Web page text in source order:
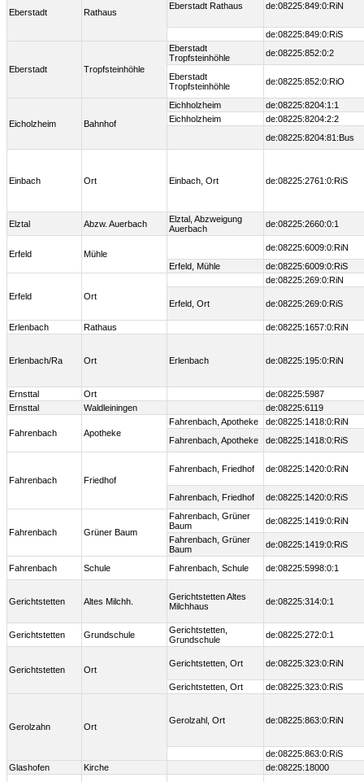
Eberstadt Rathaus
Eberstadt Rathaus de:08225:849:0:RiN
de:08225:849:0:RiS
Eberstadt Tropfsteinhöhle
Eberstadt
Tropfsteinhöhle
de:08225:852:0:2
Eberstadt
Tropfsteinhöhle
de:08225:852:0:RiO
Eicholzheim Bahnhof
Eichholzheim
de:08225:8204:1:1
Eichholzheim
de:08225:8204:2:2
de:08225:8204:81:Bus
Einbach Ort Einbach, Ort de:08225:2761:0:RiS
Elztal Abzw. Auerbach
Elztal, Abzweigung
Auerbach
de:08225:2660:0:1
Erfeld Mühle
de:08225:6009:0:RiN
Erfeld, Mühle
de:08225:6009:0:RiS
Erfeld Ort
de:08225:269:0:RiN
Erfeld, Ort de:08225:269:0:RiS
Erlenbach Rathaus de:08225:1657:0:RiN
Erlenbach/Ra Ort Erlenbach de:08225:195:0:RiN
Ernsttal Ort
de:08225:5987
Ernsttal
Waldleiningen de:08225:6119
Fahrenbach Apotheke
Fahrenbach, Apotheke
de:08225:1418:0:RiN
Fahrenbach, Apotheke
de:08225:1418:0:RiS
Fahrenbach Friedhof
Fahrenbach, Friedhof de:08225:1420:0:RiN
Fahrenbach, Friedhof de:08225:1420:0:RiS
Fahrenbach Grüner Baum
Fahrenbach, Grüner
Baum
de:08225:1419:0:RiN
Fahrenbach, Grüner
Baum
de:08225:1419:0:RiS
Fahrenbach Schule Fahrenbach, Schule de:08225:5998:0:1
Gerichtstetten Altes Milchh.
Gerichtstetten Altes
Milchhaus
de:08225:314:0:1
Gerichtstetten Grundschule
Gerichtstetten,
Grundschule
de:08225:272:0:1
Gerichtstetten Ort
Gerichtstetten, Ort de:08225:323:0:RiN
Gerichtstetten, Ort de:08225:323:0:RiS
Gerolzahn Ort
Gerolzahl, Ort de:08225:863:0:RiN
de:08225:863:0:RiS
Glashofen
Kirche de:08225:18000